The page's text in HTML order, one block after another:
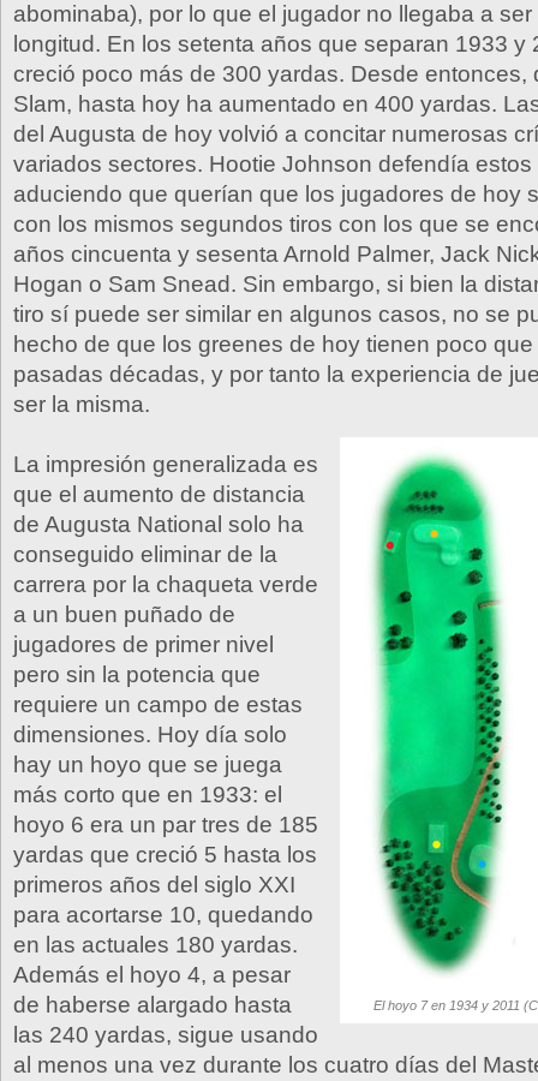
abominaba), por lo que el jugador no llegaba a
longitud. En los setenta años que separan 1933 y
creció poco más de 300 yardas. Desde entonces,
Slam, hasta hoy ha aumentado en 400 yardas.
del Augusta de hoy volvió a concitar numerosas
variados sectores. Hootie Johnson defendía
aduciendo que querían que los jugadores de hoy
con los mismos segundos tiros con los que se
años cincuenta y sesenta Arnold Palmer, Jack
Hogan o Sam Snead. Sin embargo, si bien la
tiro sí puede ser similar en algunos casos, no se
hecho de que los greenes de hoy tienen poco
pasadas décadas, y por tanto la experiencia de
ser la misma.
El hoyo 7 en 1934 y 2011
La impresión generalizada es
que el aumento de distancia
de Augusta National solo ha
conseguido eliminar de la
carrera por la chaqueta verde
a un buen puñado de
jugadores de primer nivel
pero sin la potencia que
requiere un campo de estas
dimensiones. Hoy día solo
hay un hoyo que se juega
más corto que en 1933: el
hoyo 6 era un par tres de 185
yardas que creció 5 hasta los
primeros años del siglo XXI
para acortarse 10, quedando
en las actuales 180 yardas.
Además el hoyo 4, a pesar
de haberse alargado hasta
las 240 yardas, sigue usando
al menos una vez durante los cuatro días del